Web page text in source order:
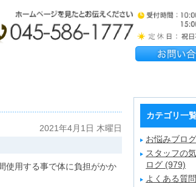
2021年4月1日 木曜日
使用する事で体に負担がかか
カテゴリ一
お悩みブロ
スタッフの
ログ (979)
よくある質